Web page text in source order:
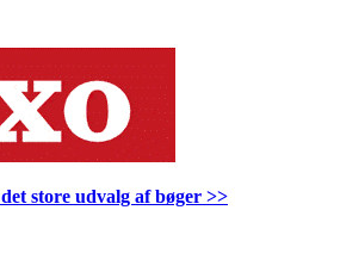
store udvalg af bøger >>